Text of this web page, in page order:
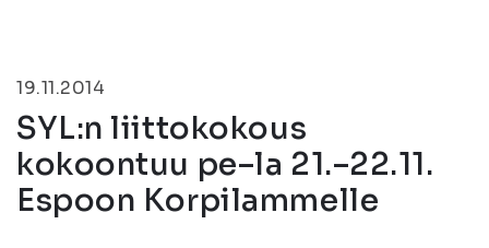
19.11.2014
SYL:n liittokokous
kokoontuu pe–la 21.–22.11.
Espoon Korpilammelle